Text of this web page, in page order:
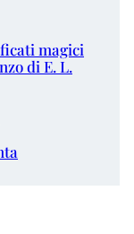
magici
di E. L.